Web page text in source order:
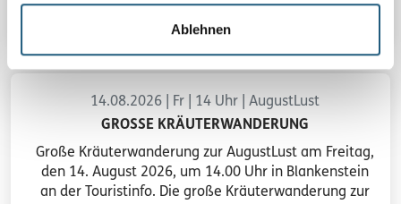
Ablehnen
Details
14.08.2026 | Fr | 14 Uhr | AugustLust
GROSSE KRÄUTERWANDERUNG
Große Kräuterwanderung zur AugustLust am Freitag,
den 14. August 2026, um 14.00 Uhr in Blankenstein
an der Touristinfo. Die große Kräuterwanderung zur